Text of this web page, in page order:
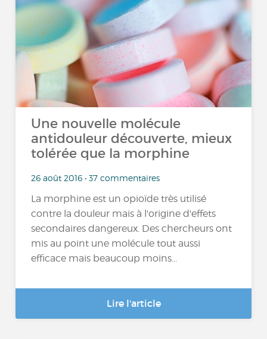
Une nouvelle molécule
antidouleur découverte, mieux
tolérée que la morphine
26 août 2016 • 37 commentaires
La morphine est un opioïde très utilisé
contre la douleur mais à l'origine d'effets
secondaires dangereux. Des chercheurs ont
mis au point une molécule tout aussi
efficace mais beaucoup moins...
Lire l'article